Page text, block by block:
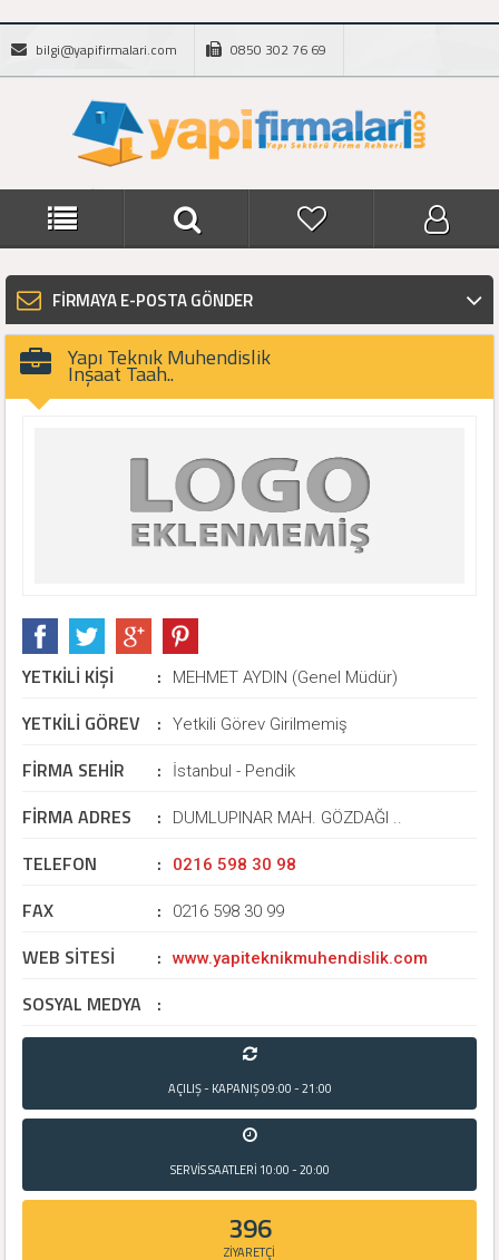
bilgi@yapifirmalari.com 0850 302 76 69
FİRMAYA E-POSTA GÖNDER
Yapı Teknık Muhendislik
Inşaat Taah..
YETKİLİ KİŞİ : MEHMET AYDIN (Genel Müdür)
YETKİLİ GÖREV : Yetkili Görev Girilmemiş
FİRMA SEHİR : İstanbul - Pendik
FİRMA ADRES : DUMLUPINAR MAH. GÖZDAĞI ..
TELEFON : 0216 598 30 98
FAX : 0216 598 30 99
WEB SİTESİ : www.yapiteknikmuhendislik.com
SOSYAL MEDYA :
AÇILIŞ - KAPANIŞ09:00 - 21:00
SERVİS SAATLERİ 10:00 - 20:00
396
ZİYARETÇİ